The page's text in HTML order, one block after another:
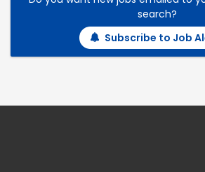
search?
Subscribe to Job